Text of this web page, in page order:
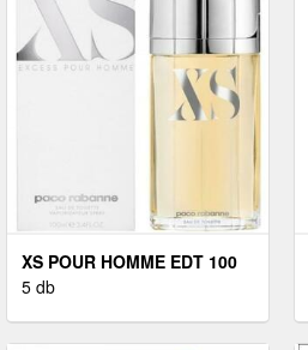
XS POUR HOMME EDT 100
ML
5 db